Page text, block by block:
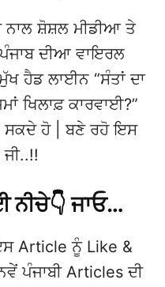
ਸ਼ੋਸ਼ਲ ਮੀਡੀਆ ਤੇ
ਦੀਆ ਵਾਇਰਲ
ਹੈਡ ਲਾਈਨ “ਸੰਤਾਂ ਦਾ
ਖਿਲਾਫ਼ ਕਾਰਵਾਈ?”
ਸਕਦੇ ਹੋ | ਬਣੇ ਰਹੋ ਇਸ
ਜਾਓ…
Article ਨੂੰ Like &
ਪੰਜਾਬੀ Articles ਦੀ